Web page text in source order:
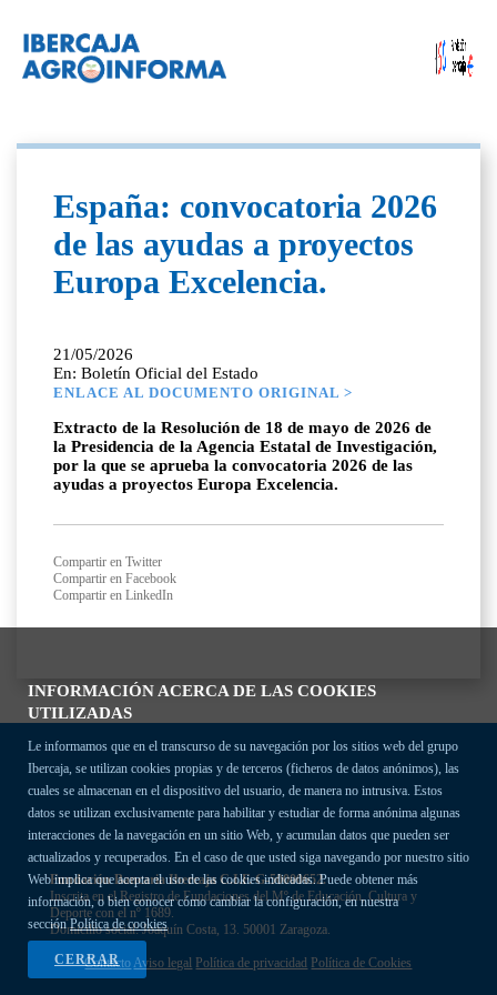
INFORMACIÓN ACERCA DE LAS COOKIES
UTILIZADAS
Le informamos que en el transcurso de su navegación por los sitios web del grupo
Ibercaja, se utilizan cookies propias y de terceros (ficheros de datos anónimos), las
cuales se almacenan en el dispositivo del usuario, de manera no intrusiva. Estos
datos se utilizan exclusivamente para habilitar y estudiar de forma anónima algunas
interacciones de la navegación en un sitio Web, y acumulan datos que pueden ser
actualizados y recuperados. En el caso de que usted siga navegando por nuestro sitio
Web implica que acepta el uso de las cookies indicadas. Puede obtener más
información, o bien conocer cómo cambiar la configuración, en nuestra
secciónPolítica de cookies
CERRAR
España: convocatoria 2026
de las ayudas a proyectos
Europa Excelencia.
21/05/2026
En: Boletín Oficial del Estado
ENLACE AL DOCUMENTO ORIGINAL >
Extracto de la Resolución de 18 de mayo de 2026 de
la Presidencia de la Agencia Estatal de Investigación,
por la que se aprueba la convocatoria 2026 de las
ayudas a proyectos Europa Excelencia.
Compartir en Twitter
Compartir en Facebook
Compartir en LinkedIn
Fundación Bancaria Ibercaja C.I.F. G-50000652.
Inscrita en el Registro de Fundaciones del Mº de Educación, Cultura y
Deporte con el nº 1689.
Domicilio social: Joaquín Costa, 13. 50001 Zaragoza.
ContactoAviso legal Política de privacidad Política de Cookies